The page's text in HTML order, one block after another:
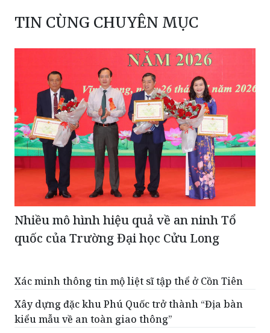
TIN CÙNG CHUYÊN MỤC
Nhiều mô hình hiệu quả về an ninh Tổ
quốc của Trường Đại học Cửu Long
Xác minh thông tin mộ liệt sĩ tập thể ở Cồn Tiên
Xây dựng đặc khu Phú Quốc trở thành “Địa bàn
kiểu mẫu về an toàn giao thông”